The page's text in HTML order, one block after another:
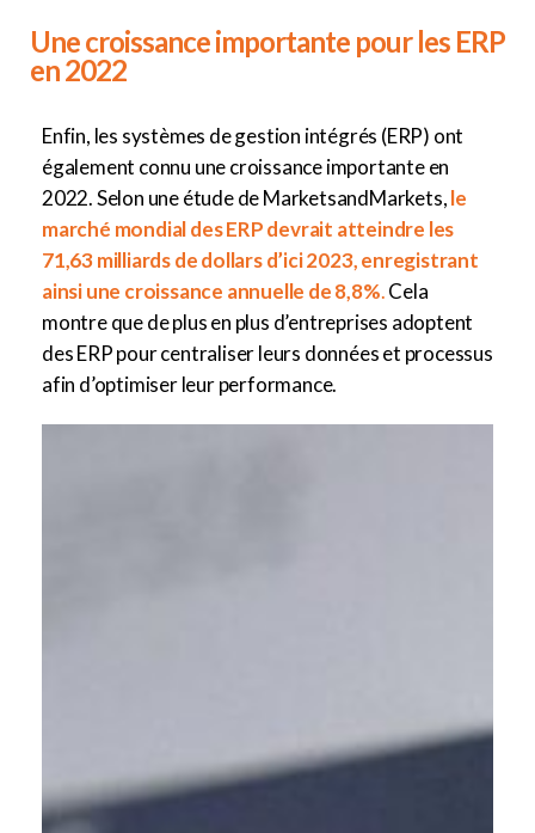
Une croissance importante pour les ERP
en 2022
Enfin, les systèmes de gestion intégrés (ERP) ont
également connu une croissance importante en
2022. Selon une étude de MarketsandMarkets,le
marché mondial des ERP devrait atteindre les
71,63 milliards de dollars d’ici 2023, enregistrant
ainsi une croissance annuelle de 8,8%.Cela
montre que de plus en plus d’entreprises adoptent
des ERP pour centraliser leurs données et processus
afin d’optimiser leur performance.